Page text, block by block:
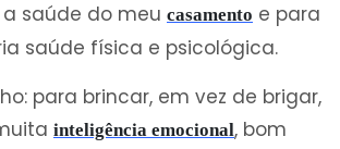
saúde do meu casamento e para
saúde física e psicológica.
para brincar, em vez de brigar,
inteligência emocional, bom